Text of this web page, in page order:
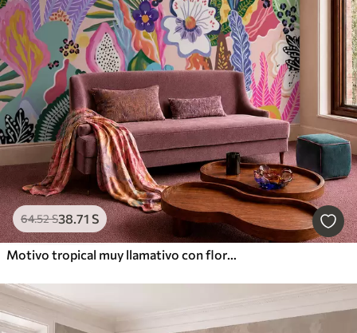
64.52S38.71 S
Motivo tropical muy llamativo con flores, hojas y frutas de colores vivos